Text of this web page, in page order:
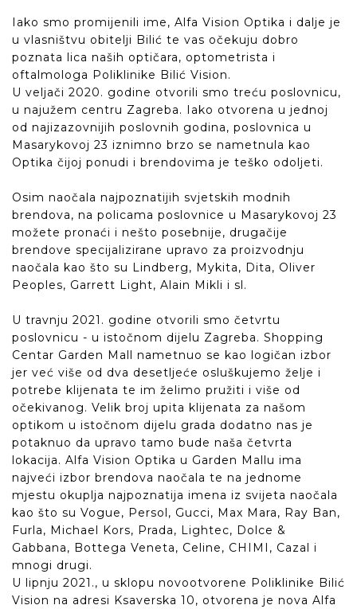
Iako smo promijenili ime, Alfa Vision Optika i dalje je
u vlasništvu obitelji Bilić te vas očekuju dobro
poznata lica naših optičara, optometrista i
oftalmologa Poliklinike Bilić Vision.
U veljači 2020. godine otvorili smo treću poslovnicu,
u najužem centru Zagreba. Iako otvorena u jednoj
od najizazovnijih poslovnih godina, poslovnica u
Masarykovoj 23 iznimno brzo se nametnula kao
Optika čijoj ponudi i brendovima je teško odoljeti.
Osim naočala najpoznatijih svjetskih modnih
brendova, na policama poslovnice u Masarykovoj 23
možete pronaći i nešto posebnije, drugačije
brendove specijalizirane upravo za proizvodnju
naočala kao što su Lindberg, Mykita, Dita, Oliver
Peoples, Garrett Light, Alain Mikli i sl.
U travnju 2021. godine otvorili smo četvrtu
poslovnicu - u istočnom dijelu Zagreba. Shopping
Centar Garden Mall nametnuo se kao logičan izbor
jer već više od dva desetljeće osluškujemo želje i
potrebe klijenata te im želimo pružiti i više od
očekivanog. Velik broj upita klijenata za našom
optikom u istočnom dijelu grada dodatno nas je
potaknuo da upravo tamo bude naša četvrta
lokacija. Alfa Vision Optika u Garden Mallu ima
najveći izbor brendova naočala te na jednome
mjestu okuplja najpoznatija imena iz svijeta naočala
kao što su Vogue, Persol, Gucci, Max Mara, Ray Ban,
Furla, Michael Kors, Prada, Lightec, Dolce &
Gabbana, Bottega Veneta, Celine, CHIMI, Cazal i
mnogi drugi.
U lipnju 2021., u sklopu novootvorene Poliklinike Bilić
Vision na adresi Ksaverska 10, otvorena je nova Alfa